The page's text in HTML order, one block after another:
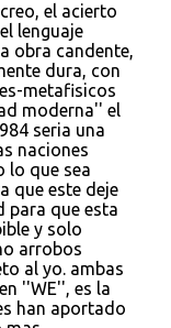
el acierto
lenguaje
obra candente,
dura, con
metafisicos
moderna'' el
seria una
naciones
lo que sea
que este deje
para que esta
y solo
arrobos
al yo. ambas
''WE'', es la
han aportado